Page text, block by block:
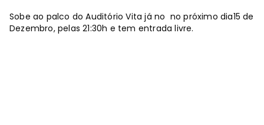
Sobe ao palco do Auditório Vita já no no próximo dia15 de
Dezembro, pelas 21:30h e tem entrada livre.